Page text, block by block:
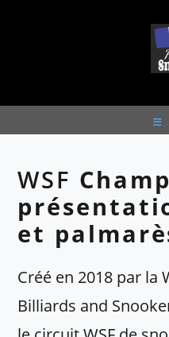
WSF
et
Créé en 2018 par la
Billiards and